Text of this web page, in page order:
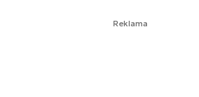
Reklama